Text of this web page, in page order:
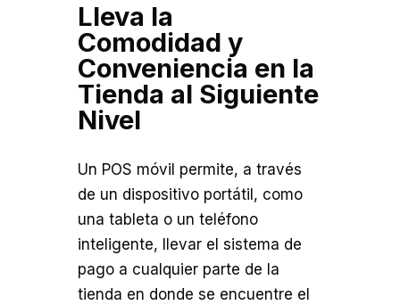
Lleva la
Comodidad y
Conveniencia en la
Tienda al Siguiente
Nivel
Un POS móvil permite, a través
de un dispositivo portátil, como
una tableta o un teléfono
inteligente, llevar el sistema de
pago a cualquier parte de la
tienda en donde se encuentre el